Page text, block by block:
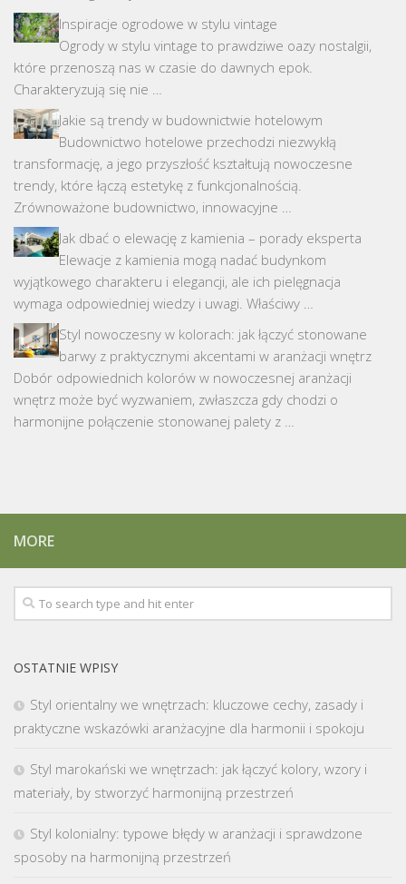
Inspiracje ogrodowe w stylu vintage
Ogrody w stylu vintage to prawdziwe oazy nostalgii,
które przenoszą nas w czasie do dawnych epok.
Charakteryzują się nie …
Jakie są trendy w budownictwie hotelowym
Budownictwo hotelowe przechodzi niezwykłą
transformację, a jego przyszłość kształtują nowoczesne
trendy, które łączą estetykę z funkcjonalnością.
Zrównoważone budownictwo, innowacyjne …
Jak dbać o elewację z kamienia – porady eksperta
Elewacje z kamienia mogą nadać budynkom
wyjątkowego charakteru i elegancji, ale ich pielęgnacja
wymaga odpowiedniej wiedzy i uwagi. Właściwy …
Styl nowoczesny w kolorach: jak łączyć stonowane
barwy z praktycznymi akcentami w aranżacji wnętrz
Dobór odpowiednich kolorów w nowoczesnej aranżacji
wnętrz może być wyzwaniem, zwłaszcza gdy chodzi o
harmonijne połączenie stonowanej palety z …
MORE
OSTATNIE WPISY
Styl orientalny we wnętrzach: kluczowe cechy, zasady i
praktyczne wskazówki aranżacyjne dla harmonii i spokoju
Styl marokański we wnętrzach: jak łączyć kolory, wzory i
materiały, by stworzyć harmonijną przestrzeń
Styl kolonialny: typowe błędy w aranżacji i sprawdzone
sposoby na harmonijną przestrzeń